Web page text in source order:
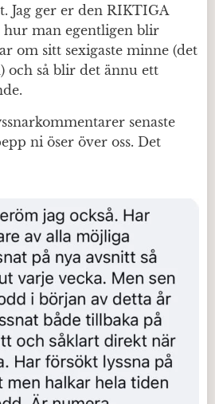
Jag ger er den RIKTIGA
man egentligen blir
om sitt sexigaste minne (det
och så blir det ännu ett
senaste
ni öser över oss. Det